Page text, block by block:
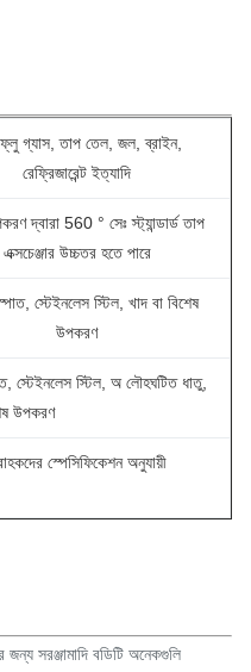
গ্যাস, তাপ তেল, জল, ব্রাইন,
রেফ্রিজারেন্ট ইত্যাদি
দ্বারা 560 ° সেঃ স্ট্যান্ডার্ড তাপ
এক্সচেঞ্জার উচ্চতর হতে পারে
স্টেইনলেস স্টিল, খাদ বা বিশেষ
উপকরণ
স্টেইনলেস স্টিল, অ লৌহঘটিত ধাতু,
উপকরণ
স্পেসিফিকেশন অনুযায়ী
জন্য সরঞ্জামাদি বডিটি অনেকগুলি